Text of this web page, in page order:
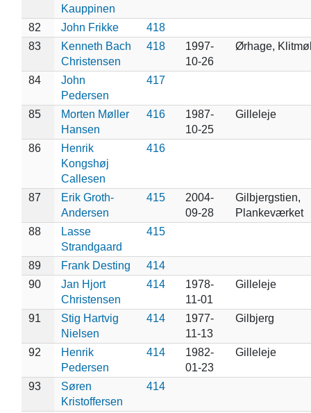
Kauppinen
82 John Frikke
418
83
Kenneth Bach
Christensen
418
1997-
10-26
Ørhage,
84
John
Pedersen
417
85
Morten Møller
Hansen
416
1987-
10-25
Gilleleje
86
Henrik
Kongshøj
Callesen
416
87
Erik Groth-
Andersen
415
2004-
09-28
Gilbjergstien,
Plankeværket
88
Lasse
Strandgaard
415
89 Frank Desting
414
90
Jan Hjort
Christensen
414
1978-
11-01
Gilleleje
91
Stig Hartvig
Nielsen
414
1977-
11-13
Gilbjerg
92
Henrik
Pedersen
414
1982-
01-23
Gilleleje
93
Søren
Kristoffersen
414